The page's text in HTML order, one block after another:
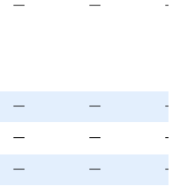
— — —
— — —
— — —
— — —